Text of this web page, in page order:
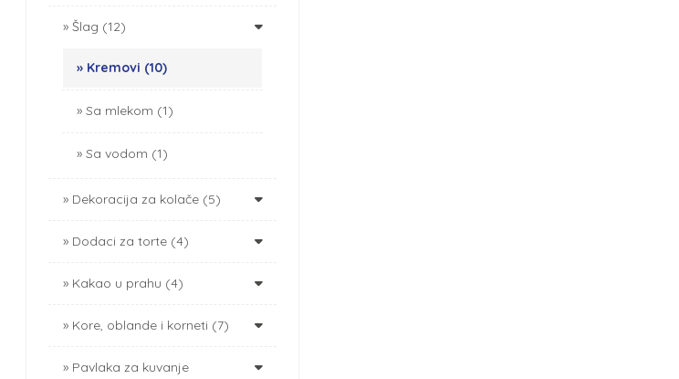
Šlag (12)
Kremovi (10)
Sa mlekom (1)
Sa vodom (1)
Dekoracija za kolače (5)
Dodaci za torte (4)
Kakao u prahu (4)
Kore, oblande i korneti (7)
Pavlaka za kuvanje